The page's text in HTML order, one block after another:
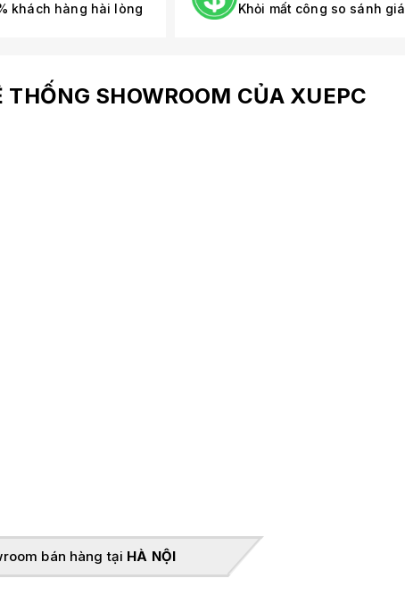
khách hàng hài lòng Khỏi mất công so sánh giá
THỐNG SHOWROOM CỦA XUEPC
bán hàng tại HÀ NỘI